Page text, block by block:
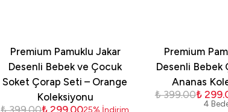
Premium Pamuklu Jakar
Desenli Bebek ve Çocuk
Soket Çorap Seti – Orange
Koleksiyonu
₺ 399.00₺ 299.0025% İndirim
Premium
Desenli Bebek
Ananas
₺ 399.00₺
4